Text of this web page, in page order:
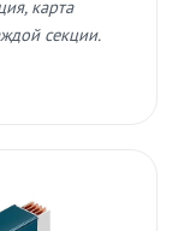
карта
секции.